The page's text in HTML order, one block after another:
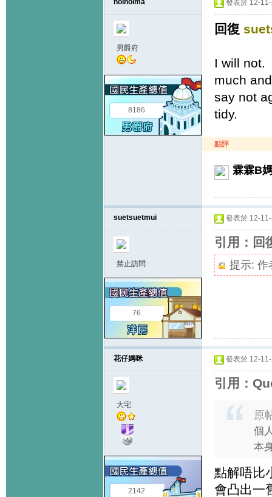
hoihoima
男爵府
8186
發表於 12-
回復
I will not.
much
say not
tidy.
點評
霖霖B
suetsuetmui
禁止訪問
76
發表於 12-
引用：回
提示: 作
花仔媽咪
大宅
2142
發表於 12-
引用：
原
個
本
點解唔比
會凸出一